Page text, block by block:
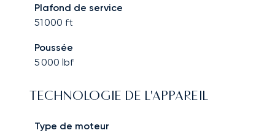
Plafond de service
51 000 ft
Poussée
5 000 lbf
TECHNOLOGIE DE L'APPAREIL
Type de moteur